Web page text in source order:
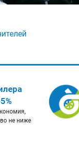
не ниже